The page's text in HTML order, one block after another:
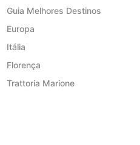
Guia Melhores Destinos
Europa
Itália
Florença
Trattoria Marione